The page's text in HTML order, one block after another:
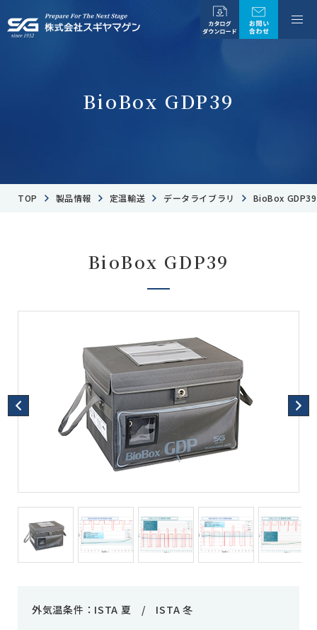
BioBox GDP39
TOP 製品情報 定温輸送 データライブラリ BioBox GDP39
BioBox GDP39
外気温条件：ISTA 夏 / ISTA 冬